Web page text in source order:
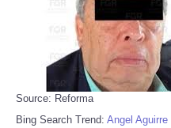
Source: Reforma
Bing Search Trend: Angel Aguirre